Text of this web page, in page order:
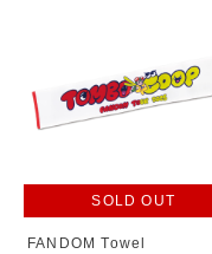
SOLD OUT
FANDOM Towel